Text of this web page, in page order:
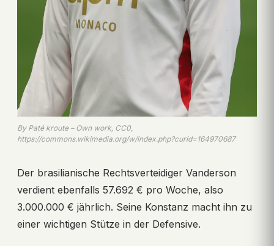
By Paté kroute – Own work, CC0,
https://commons.wikimedia.org/w/index.php?curid=164970687
Der brasilianische Rechtsverteidiger Vanderson
verdient ebenfalls 57.692 € pro Woche, also
3.000.000 € jährlich. Seine Konstanz macht ihn zu
einer wichtigen Stütze in der Defensive.